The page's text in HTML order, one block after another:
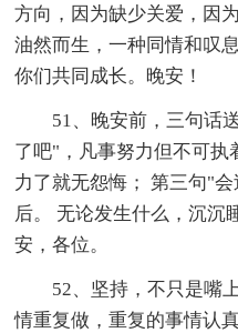
方向，因为缺少关爱，因
油然而生，一种同情和叹
你们共同成长。晚安！
51、晚安前，三句话
了吧"，凡事努力但不可执
力了就无怨悔； 第三句"
后。 无论发生什么，沉沉
安，各位。
52、坚持，不只是嘴
情重复做，重复的事情认